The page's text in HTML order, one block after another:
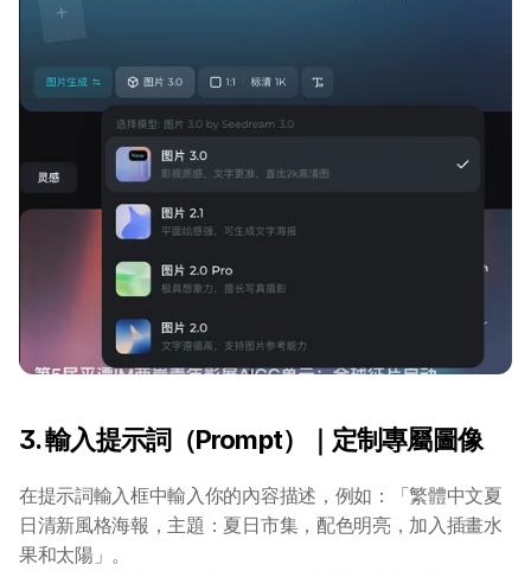
3. 輸入提示詞（Prompt）｜定制專屬圖像
在提示詞輸入框中輸入你的內容描述，例如：「繁體中文夏
日清新風格海報，主題：夏日市集，配色明亮，加入插畫水
果和太陽」。